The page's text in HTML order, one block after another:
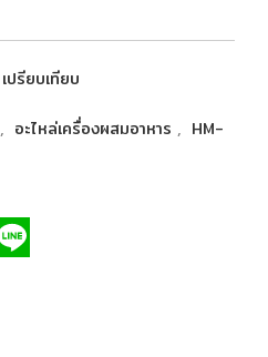
เปรียบเทียบ
, อะไหล่เครื่องผสมอาหาร , HM-